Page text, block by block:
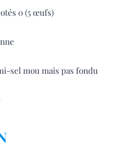
0 (5 œufs)
sel mou mais pas fondu